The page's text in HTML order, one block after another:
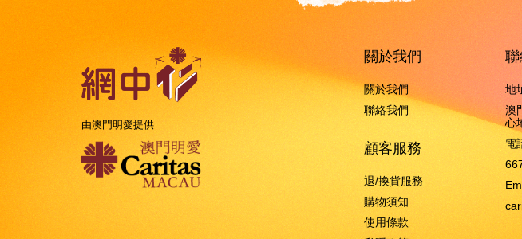
由澳門明愛提供
關於我們
關於我們
聯絡我們
顧客服務
退/換貨服務
購物須知
使用條款
聯
地
澳
心
電